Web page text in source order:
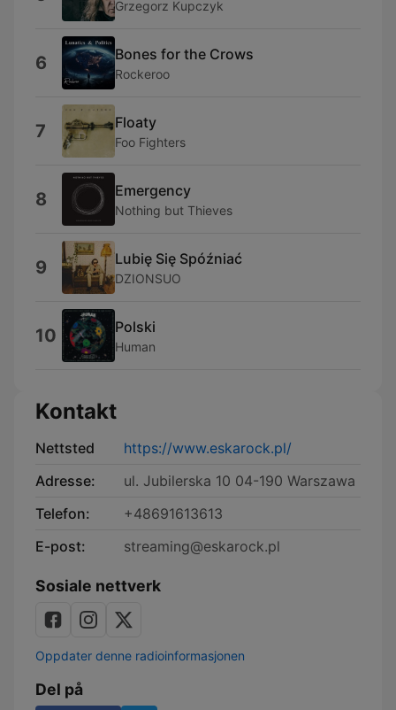
Grzegorz Kupczyk
6 Bones for the Crows
Rockeroo
7 Floaty
Foo Fighters
8 Emergency
Nothing but Thieves
9 Lubię Się Spóźniać
DZIONSUO
10 Polski
Human
Kontakt
Nettsted
https://www.eskarock.pl/
Adresse:
ul. Jubilerska 10 04-190 Warszawa
Telefon:
+48691613613
E-post:
streaming@eskarock.pl
Sosiale nettverk
Oppdater denne radioinformasjonen
Del på